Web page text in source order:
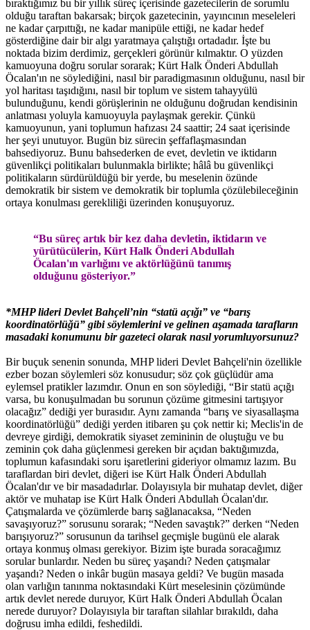
bıraktığımız bu bir yıllık süreç içerisinde gazetecilerin de sorumlu
olduğu taraftan bakarsak; birçok gazetecinin, yayıncının meseleleri
ne kadar çarpıttığı, ne kadar manipüle ettiği, ne kadar hedef
gösterdiğine dair bir algı yaratmaya çalıştığı ortadadır. İşte bu
noktada bizim derdimiz, gerçekleri görünür kılmaktır. O yüzden
kamuoyuna doğru sorular sorarak; Kürt Halk Önderi Abdullah
Öcalan'ın ne söylediğini, nasıl bir paradigmasının olduğunu, nasıl bir
yol haritası taşıdığını, nasıl bir toplum ve sistem tahayyülü
bulunduğunu, kendi görüşlerinin ne olduğunu doğrudan kendisinin
anlatması yoluyla kamuoyuyla paylaşmak gerekir. Çünkü
kamuoyunun, yani toplumun hafızası 24 saattir; 24 saat içerisinde
her şeyi unutuyor. Bugün biz sürecin şeffaflaşmasından
bahsediyoruz. Bunu bahsederken de evet, devletin ve iktidarın
güvenlikçi politikaları bulunmakla birlikte; hâlâ bu güvenlikçi
politikaların sürdürüldüğü bir yerde, bu meselenin özünde
demokratik bir sistem ve demokratik bir toplumla çözülebileceğinin
ortaya konulması gerekliliği üzerinden konuşuyoruz.
“Bu süreç artık bir kez daha devletin, iktidarın ve
yürütücülerin, Kürt Halk Önderi Abdullah
Öcalan'ın varlığını ve aktörlüğünü tanımış
olduğunu gösteriyor.”
*MHP lideri Devlet Bahçeli’nin “statü açığı” ve “barış
koordinatörlüğü” gibi söylemlerini ve gelinen aşamada tarafların
masadaki konumunu bir gazeteci olarak nasıl yorumluyorsunuz?
Bir buçuk senenin sonunda, MHP lideri Devlet Bahçeli'nin özellikle
ezber bozan söylemleri söz konusudur; söz çok güçlüdür ama
eylemsel pratikler lazımdır. Onun en son söylediği, “Bir statü açığı
varsa, bu konuşulmadan bu sorunun çözüme gitmesini tartışıyor
olacağız” dediği yer burasıdır. Aynı zamanda “barış ve siyasallaşma
koordinatörlüğü” dediği yerden itibaren şu çok nettir ki; Meclis'in de
devreye girdiği, demokratik siyaset zemininin de oluştuğu ve bu
zeminin çok daha güçlenmesi gereken bir açıdan baktığımızda,
toplumun kafasındaki soru işaretlerini gideriyor olmamız lazım. Bu
taraflardan biri devlet, diğeri ise Kürt Halk Önderi Abdullah
Öcalan'dır ve bir masadadırlar. Dolayısıyla bir muhatap devlet, diğer
aktör ve muhatap ise Kürt Halk Önderi Abdullah Öcalan'dır.
Çatışmalarda ve çözümlerde barış sağlanacaksa, “Neden
savaşıyoruz?” sorusunu sorarak; “Neden savaştık?” derken “Neden
barışıyoruz?” sorusunun da tarihsel geçmişle bugünü ele alarak
ortaya konmuş olması gerekiyor. Bizim işte burada soracağımız
sorular bunlardır. Neden bu süreç yaşandı? Neden çatışmalar
yaşandı? Neden o inkâr bugün masaya geldi? Ve bugün masada
olan varlığın tanınma noktasındaki Kürt meselesinin çözümünde
artık devlet nerede duruyor, Kürt Halk Önderi Abdullah Öcalan
nerede duruyor? Dolayısıyla bir taraftan silahlar bırakıldı, daha
doğrusu imha edildi, feshedildi.